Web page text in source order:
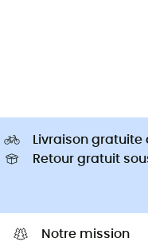
Livraison gratuite
Retour gratuit
Notre mission